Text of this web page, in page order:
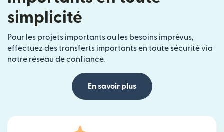
simplicité
Pour les projets importants ou les besoins imprévus,
effectuez des transferts importants en toute sécurité via
notre réseau de confiance.
En savoir plus